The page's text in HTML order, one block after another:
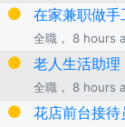
在家兼职做手
全職， 8 hours
老人生活助理
全職， 8 hours
花店前台接待